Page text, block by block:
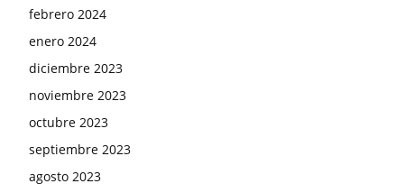
febrero 2024
enero 2024
diciembre 2023
noviembre 2023
octubre 2023
septiembre 2023
agosto 2023